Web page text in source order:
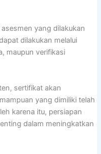
yang dilakukan
dilakukan melalui
maupun verifikasi
sertifikat akan
yang dimiliki telah
karena itu, persiapan
dalam meningkatkan